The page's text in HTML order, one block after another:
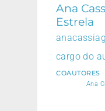
Ana
Estrela
cargo do
COAUTORES
Ana